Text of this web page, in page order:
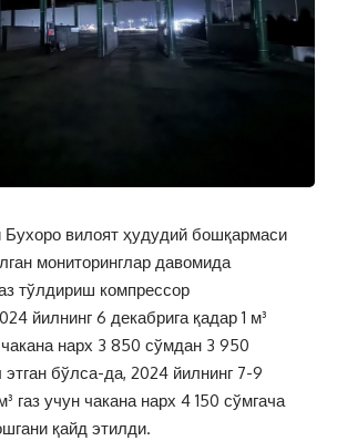
Бухоро вилоят ҳудудий бошқармаси
мониторинглар давомида
тўлдириш компрессор
йилнинг 6 декабрига қадар 1 м³
чакана нарх 3 850 сўмдан 3 950
бўлса-да, 2024 йилнинг 7-9
газ учун чакана нарх 4 150 сўмгача
қайд этилди.